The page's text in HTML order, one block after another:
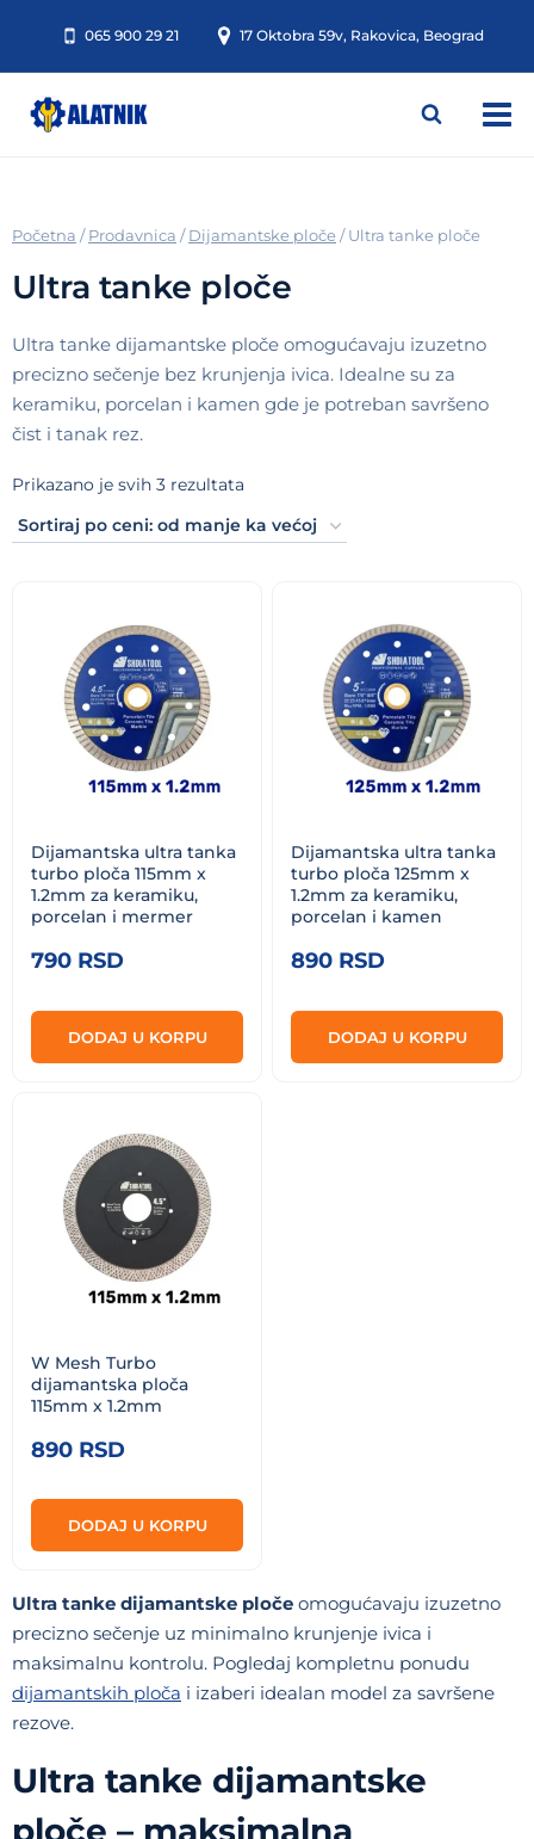
content
065 900 29 21 17 Oktobra 59v, Rakovica, Beograd
/ Prodavnica / Dijamantske ploče / Ultra tanke ploče
Ultra tanke ploče
Ultra tanke dijamantske ploče omogućavaju izuzetno
precizno sečenje bez krunjenja ivica. Idealne su za
keramiku, porcelan i kamen gde je potreban savršeno
čist i tanak rez.
Prikazano je svih 3 rezultata
po
Dijamantska ultra tanka
turbo ploča 115mm x
1.2mm za keramiku,
porcelan i mermer
790 RSD
DODAJ U KORPU
Dijamantska ultra tanka
turbo ploča 125mm x
1.2mm za keramiku,
porcelan i kamen
890 RSD
DODAJ U KORPU
W Mesh Turbo
dijamantska ploča
115mm x 1.2mm
890 RSD
DODAJ U KORPU
Ultra tanke dijamantske ploče omogućavaju izuzetno
precizno sečenje uz minimalno krunjenje ivica i
maksimalnu kontrolu. Pogledaj kompletnu ponudu
dijamantskih ploča i izaberi idealan model za savršene
rezove.
Ultra tanke dijamantske